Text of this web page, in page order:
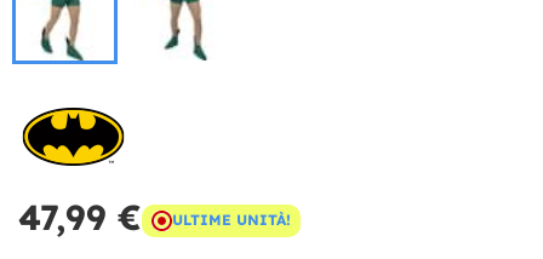
47,99 € ULTIME UNITÀ!